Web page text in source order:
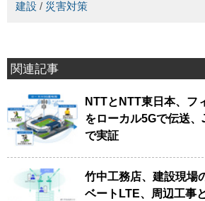
建設 / 災害対策
関連記事
NTTとNTT東日本、フ
をローカル5Gで伝送
で実証
竹中工務店、建設現場
ベートLTE、周辺工事